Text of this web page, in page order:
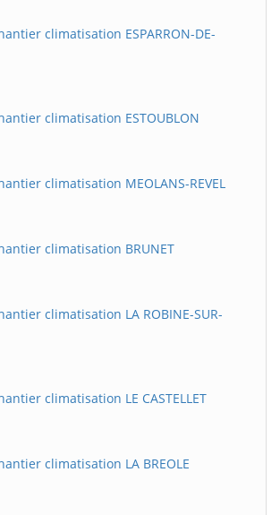
climatisation ESPARRON-DE-
climatisation ESTOUBLON
climatisation MEOLANS-REVEL
climatisation BRUNET
climatisation LA ROBINE-SUR-
climatisation LE CASTELLET
climatisation LA BREOLE